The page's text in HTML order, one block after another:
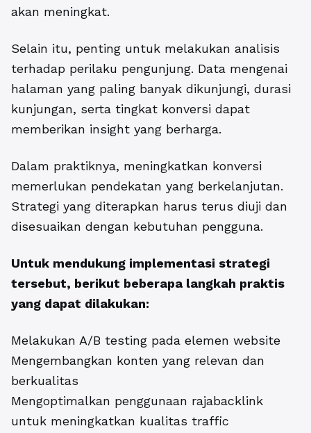
akan meningkat.
Selain itu, penting untuk melakukan analisis
terhadap perilaku pengunjung. Data mengenai
halaman yang paling banyak dikunjungi, durasi
kunjungan, serta tingkat konversi dapat
memberikan insight yang berharga.
Dalam praktiknya, meningkatkan konversi
memerlukan pendekatan yang berkelanjutan.
Strategi yang diterapkan harus terus diuji dan
disesuaikan dengan kebutuhan pengguna.
Untuk mendukung implementasi strategi
tersebut, berikut beberapa langkah praktis
yang dapat dilakukan:
Melakukan A/B testing pada elemen website
Mengembangkan konten yang relevan dan
berkualitas
Mengoptimalkan penggunaan rajabacklink
untuk meningkatkan kualitas traffic